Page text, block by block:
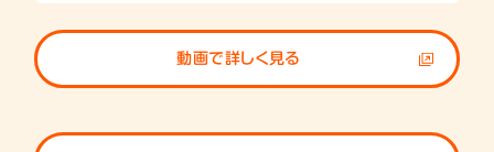
動画で詳しく見る